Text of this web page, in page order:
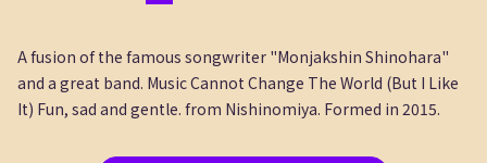
A fusion of the famous songwriter "Monjakshin Shinohara"
and a great band. Music Cannot Change The World (But I Like
It) Fun, sad and gentle. from Nishinomiya. Formed in 2015.